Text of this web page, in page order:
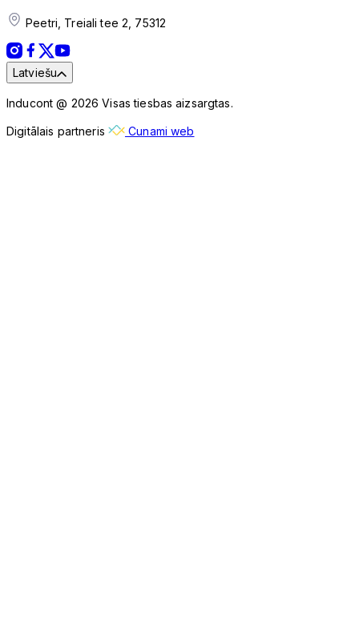
Peetri, Treiali tee 2, 75312
Latviešu
Inducont @ 2026 Visas tiesbas aizsargtas.
Digitālais partneris Cunami web